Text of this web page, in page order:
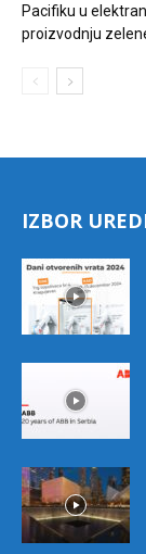
Pacifiku u
proizvodnju
IZBOR